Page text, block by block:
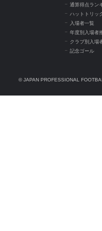
通算得点ラン
ハットトリッ
入場者一覧
年度別入場者
クラブ別入場
記念ゴール
© JAPAN PROFESSIONAL